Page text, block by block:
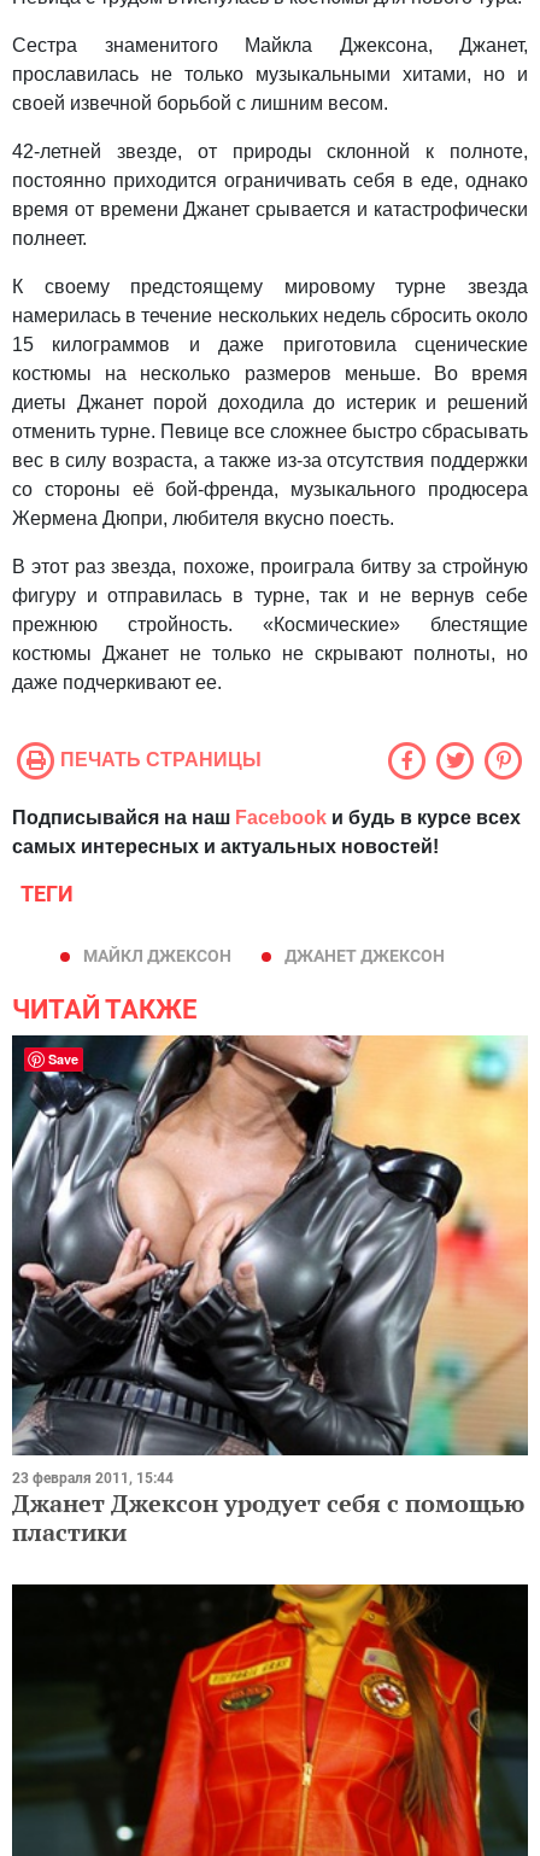
Сестра знаменитого Майкла Джексона, Джанет,
прославилась не только музыкальными хитами, но и
своей извечной борьбой с лишним весом.
42-летней звезде, от природы склонной к полноте,
постоянно приходится ограничивать себя в еде, однако
время от времени Джанет срывается и катастрофически
полнеет.
К своему предстоящему мировому турне звезда
намерилась в течение нескольких недель сбросить около
15 килограммов и даже приготовила сценические
костюмы на несколько размеров меньше. Во время
диеты Джанет порой доходила до истерик и решений
отменить турне. Певице все сложнее быстро сбрасывать
вес в силу возраста, а также из-за отсутствия поддержки
со стороны её бой-френда, музыкального продюсера
Жермена Дюпри, любителя вкусно поесть.
В этот раз звезда, похоже, проиграла битву за стройную
фигуру и отправилась в турне, так и не вернув себе
прежнюю стройность. «Космические» блестящие
костюмы Джанет не только не скрывают полноты, но
даже подчеркивают ее.
ПЕЧАТЬ СТРАНИЦЫ
Подписывайся на наш Facebook и будь в курсе всех
самых интересных и актуальных новостей!
ТЕГИ
МАЙКЛ ДЖЕКСОН ДЖАНЕТ ДЖЕКСОН
ЧИТАЙ ТАКЖЕ
23 февраля 2011, 15:44
Джанет Джексон уродует себя с помощью
пластики
Save